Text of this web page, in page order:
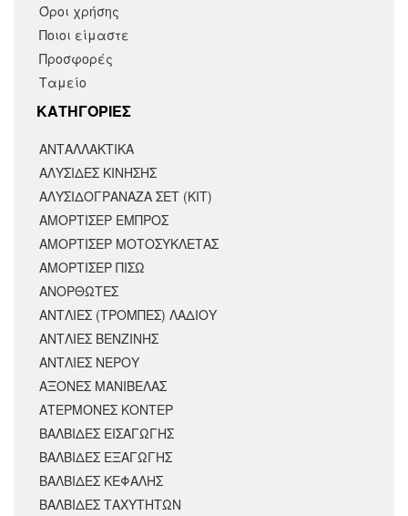
Όροι χρήσης
Ποιοι είμαστε
Προσφορές
Ταμείο
KΑΤΗΓΟΡΙΕΣ
ΑΝΤΑΛΛΑΚΤΙΚΆ
ΑΛΥΣΙΔΕΣ ΚΙΝΗΣΗΣ
ΑΛΥΣΙΔΟΓΡΑΝΑΖΑ ΣΕΤ (ΚΙΤ)
ΑΜΟΡΤΙΣΕΡ ΕΜΠΡΟΣ
ΑΜΟΡΤΙΣΈΡ ΜΟΤΟΣΥΚΛΈΤΑΣ
ΑΜΟΡΤΙΣΕΡ ΠΙΣΩ
ΑΝΟΡΘΩΤΕΣ
ΑΝΤΛΙΕΣ (ΤΡΟΜΠΕΣ) ΛΑΔΙΟΥ
ΑΝΤΛΙΕΣ ΒΕΝΖΙΝΗΣ
ΑΝΤΛΙΕΣ ΝΕΡΟΥ
ΑΞΟΝΕΣ ΜΑΝΙΒΕΛΑΣ
ΑΤΕΡΜΟΝΕΣ ΚΟΝΤΕΡ
ΒΑΛΒΙΔΕΣ ΕΙΣΑΓΩΓΗΣ
ΒΑΛΒΙΔΕΣ ΕΞΑΓΩΓΗΣ
ΒΑΛΒΙΔΕΣ ΚΕΦΑΛΗΣ
ΒΑΛΒΙΔΕΣ ΤΑΧΥΤΗΤΩΝ